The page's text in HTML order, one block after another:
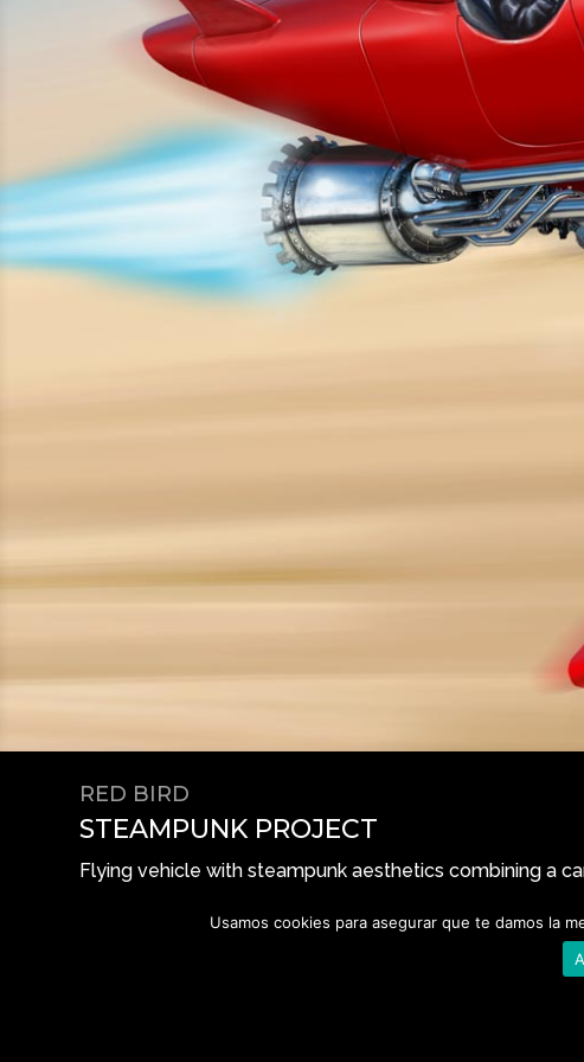
RED BIRD
STEAMPUNK PROJECT
Flying vehicle with steampunk aesthetics combining a
Usamos cookies para asegurar que te damos la